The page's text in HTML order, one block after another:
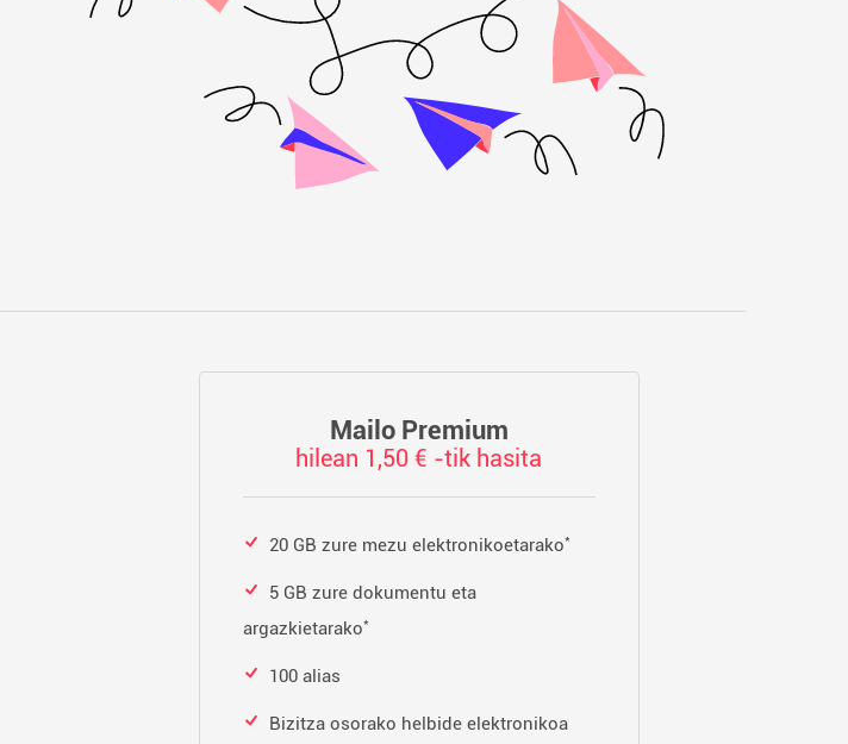
Mailo Premium
hilean 1,50 € -tik hasita
20 GB zure mezu elektronikoetarako*
5 GB zure dokumentu eta
argazkietarako*
100 alias
Bizitza osorako helbide elektronikoa